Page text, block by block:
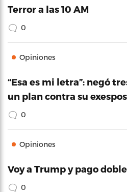
Terror a las 10 AM
0
Opiniones
“Esa es mi letra”: negó
un plan contra su
0
Opiniones
Voy a Trump y pago doble
0